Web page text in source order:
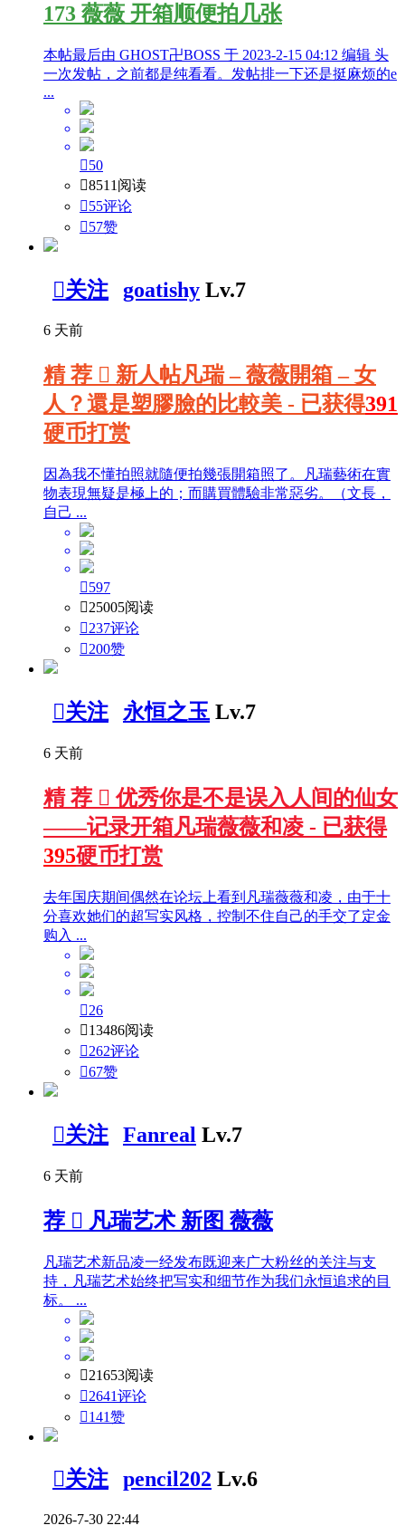
173 薇薇 开箱顺便拍几张
本帖最后由 GHOST卍BOSS 于 2023-2-15 04:12 编辑 头
一次发帖，之前都是纯看看。发帖排一下还是挺麻烦的e
...
50
8511阅读
55评论
57赞
关注 goatishy Lv.7
6 天前
精 荐  新人帖凡瑞 – 薇薇開箱 – 女
人？還是塑膠臉的比較美 - 已获得391
硬币打赏
因為我不懂拍照就隨便拍幾張開箱照了。凡瑞藝術在實
物表現無疑是極上的；而購買體驗非常惡劣。（文長，
自己 ...
597
25005阅读
237评论
200赞
关注 永恒之玉 Lv.7
6 天前
精 荐  优秀你是不是误入人间的仙女
——记录开箱凡瑞薇薇和凌 - 已获得
395硬币打赏
去年国庆期间偶然在论坛上看到凡瑞薇薇和凌，由于十
分喜欢她们的超写实风格，控制不住自己的手交了定金
购入 ...
26
13486阅读
262评论
67赞
关注 Fanreal Lv.7
6 天前
荐  凡瑞艺术 新图 薇薇
凡瑞艺术新品凌一经发布既迎来广大粉丝的关注与支
持，凡瑞艺术始终把写实和细节作为我们永恒追求的目
标。 ...
21653阅读
2641评论
141赞
关注 pencil202 Lv.6
2026-7-30 22:44